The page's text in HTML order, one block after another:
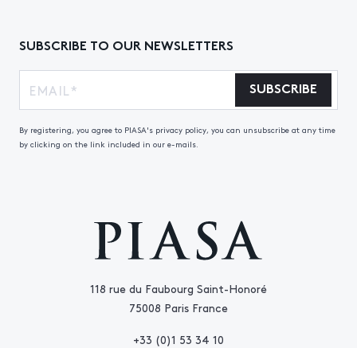
118 rue du Faubourg Saint-Honoré
75008 Paris France
+33 (0)1 53 34 10
SUBSCRIBE TO OUR NEWSLETTERS
SUBSCRIBE
By registering, you agree to PIASA's privacy policy, you can unsubscribe at any time
by clicking on the link included in our e-mails.